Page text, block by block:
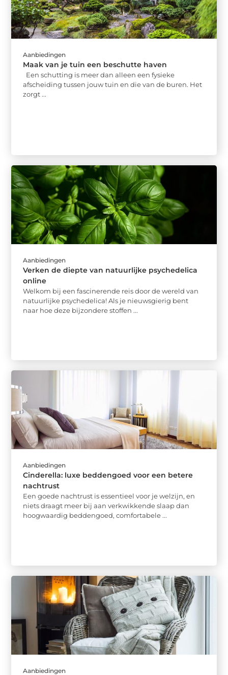
Aanbiedingen
Maak van je tuin een beschutte haven
Een schutting is meer dan alleen een fysieke
afscheiding tussen jouw tuin en die van de buren. Het
zorgt ...
Aanbiedingen
Verken de diepte van natuurlijke psychedelica
online
Welkom bij een fascinerende reis door de wereld van
natuurlijke psychedelica! Als je nieuwsgierig bent
naar hoe deze bijzondere stoffen ...
Aanbiedingen
Cinderella: luxe beddengoed voor een betere
nachtrust
Een goede nachtrust is essentieel voor je welzijn, en
niets draagt meer bij aan verkwikkende slaap dan
hoogwaardig beddengoed, comfortabele ...
Aanbiedingen